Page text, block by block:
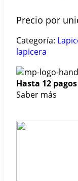
Precio por
Categoría:
lapicera
Hasta 12
Saber más